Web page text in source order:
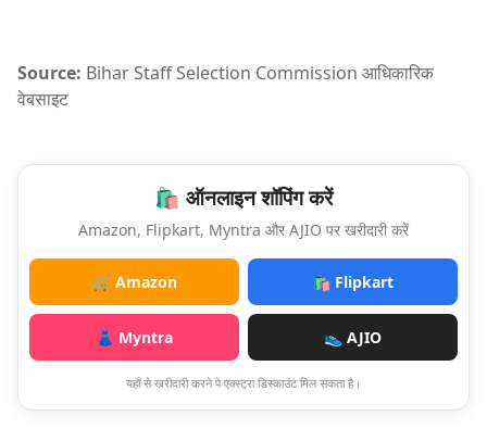
Source: Bihar Staff Selection Commission आधिकारिक
वेबसाइट
🛍️ ऑनलाइन शॉपिंग करें
Amazon, Flipkart, Myntra और AJIO पर खरीदारी करें
🛒 Amazon 🛍️ Flipkart
👗 Myntra 👟 AJIO
यहाँ से खरीदारी करने पे एक्स्ट्रा डिस्काउंट मिल सकता है।